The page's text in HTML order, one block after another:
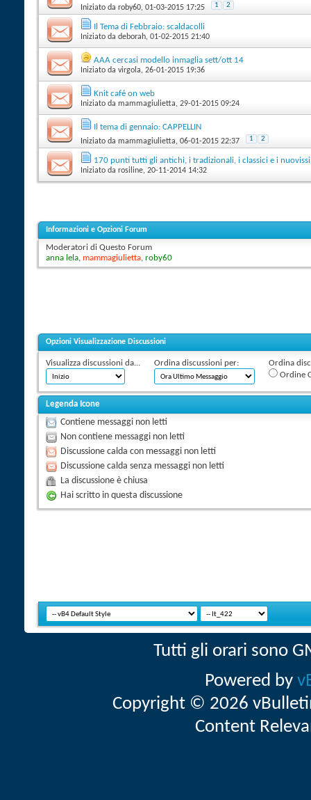
Iniziato da roby60‎, 01-03-2015 17:25 1 2
Il Tema di Febbraio: scaldacolli
Iniziato da deborah‎, 01-02-2015 21:40
AAA cercasi modello inmaglia sett/ott 14
Iniziato da virgola‎, 26-01-2015 19:36
Knit café on web
Iniziato da mammagiulietta‎, 29-01-2015 09:24
Il tema di gennaio: CAPPELLIN
Iniziato da mammagiulietta‎, 06-01-2015 22:37 1 2
170 punti tutti gli antichi, i tradizionali, i classici e i
Iniziato da rosiline‎, 20-11-2014 14:32
Informazioni e Opzioni Forum
Moderatori di Questo Forum
anna lela, mammagiulietta, roby60
Opzioni Visualizzazione Discussioni
Visualizza discussioni da... Ordina discussioni per:
Ordina
Ordine
Legenda Icone
Contiene messaggi non letti
Non contiene messaggi non letti
Discussione calda con messaggi non letti
Discussione calda senza messaggi non letti
La discussione è chiusa
Hai scritto in questa discussione
Tutti gli orari sono
Powered by
Copyright © 2026
Content